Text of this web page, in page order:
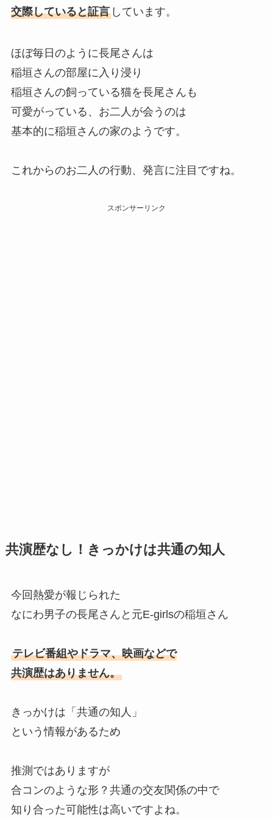
交際していると証言しています。
ほぼ毎日のように長尾さんは
稲垣さんの部屋に入り浸り
稲垣さんの飼っている猫を長尾さんも
可愛がっている、お二人が会うのは
基本的に稲垣さんの家のようです。
これからのお二人の行動、発言に注目ですね。
スポンサーリンク
共演歴なし！きっかけは共通の知人
今回熱愛が報じられた
なにわ男子の長尾さんと元E-girlsの稲垣さん
テレビ番組やドラマ、映画などで
共演歴はありません。
きっかけは「共通の知人」
という情報があるため
推測ではありますが
合コンのような形？共通の交友関係の中で
知り合った可能性は高いですよね。